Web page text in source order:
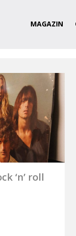
MAGAZIN
‘n’ roll